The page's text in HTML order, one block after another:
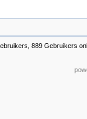
889 Gebruikers